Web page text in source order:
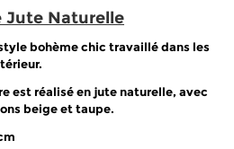
Jute Naturelle
bohème chic travaillé dans les
est réalisé en jute naturelle, avec
beige et taupe.